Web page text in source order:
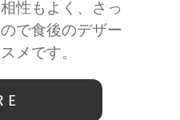
性もよく、さっ
で食後のデザー
メです。